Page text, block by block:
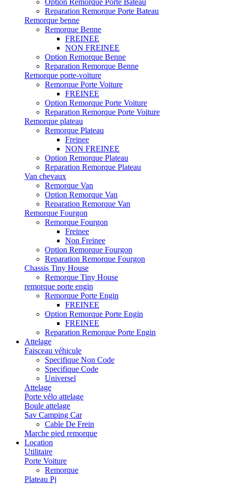
Option Remorque Porte Bateau
Reparation Remorque Porte Bateau
Remorque benne
Remorque Benne
FREINEE
NON FREINEE
Option Remorque Benne
Reparation Remorque Benne
Remorque porte-voiture
Remorque Porte Voiture
FREINEE
Option Remorque Porte Voiture
Reparation Remorque Porte Voiture
Remorque plateau
Remorque Plateau
Freinee
NON FREINEE
Option Remorque Plateau
Reparation Remorque Plateau
Van chevaux
Remorque Van
Option Remorque Van
Reparation Remorque Van
Remorque Fourgon
Remorque Fourgon
Freinee
Non Freinee
Option Remorque Fourgon
Reparation Remorque Fourgon
Chassis Tiny House
Remorque Tiny House
remorque porte engin
Remorque Porte Engin
FREINEE
Option Remorque Porte Engin
FREINEE
Reparation Remorque Porte Engin
Attelage
Faisceau véhicule
Specifique Non Code
Specifique Code
Universel
Attelage
Porte vélo attelage
Boule attelage
Sav Camping Car
Cable De Frein
Marche pied remorque
Location
Utilitaire
Porte Voiture
Remorque
Plateau Pj